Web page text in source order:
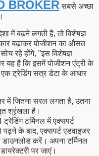
BROKER सबसे अच्छा
में बढ़ने लगती है, तो विशेषज्ञ
बढ़ाकर पोजीशन का औसत
रहे होंगे, "इस विशेषज्ञ
यह है कि इसमें पोजीशन एंट्री के
ट्रेडिंग सत्र डेटा के आधार
में जितना सरल लगता है, उतना
श्रृंखला है।
टर्मिनल में एक्सपर्ट
के बाद, एक्सपर्ट एडवाइजर
करें। अपना टर्मिनल
पर जाएं।